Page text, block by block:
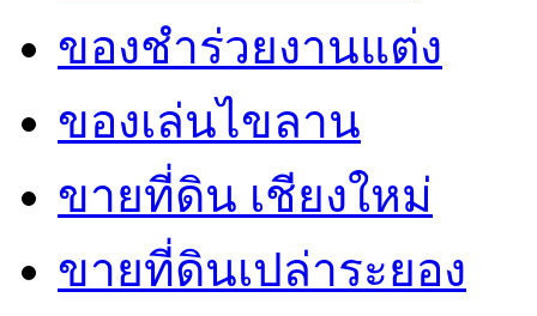
ของชำร่วยงานแต่ง
ของเล่นไขลาน
ขายที่ดิน เชียงใหม่
ขายที่ดินเปล่าระยอง